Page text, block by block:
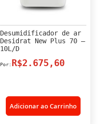
Desumidificador de ar
Desidrat New Plus 70 –
10L/D
R$2.675,60
Adicionar ao Carrinho